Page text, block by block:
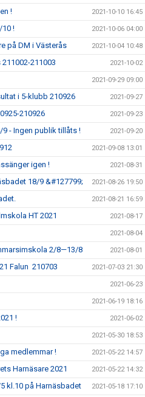
! 2021-10-10 16:45
10 ! 2021-10-06 04:00
på DM i Västerås 2021-10-04 10:48
211003 2021-10-02
2021-09-29 09:00
i 5-klubb 210926 2021-09-27
210926 2021-09-23
- Ingen publik tillåts ! 2021-09-20
2021-09-08 13:01
igen ! 2021-08-31
18/9 &#127799; 2021-08-26 19:50
2021-08-21 16:59
HT 2021 2021-08-17
2021-08-04
2/8—13/8 2021-08-01
Falun 210703 2021-07-03 21:30
2021-06-23
2021-06-19 18:16
! 2021-06-02
2021-05-30 18:53
medlemmar ! 2021-05-22 14:57
Harnäsare 2021 2021-05-22 14:32
kl.10 på Harnäsbadet 2021-05-18 17:10